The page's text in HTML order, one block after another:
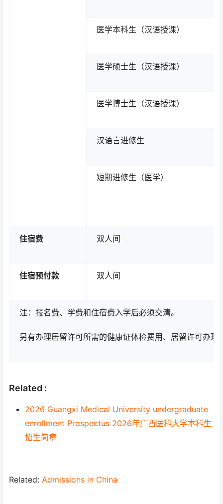
医学本科生（汉语授课）
医学硕士生（汉语授课）
医学博士生（汉语授课）
汉语言进修生
短期进修生（医学）
住宿费 双人间
住宿预付款 双人间
注：报名费、学费和住宿费入学后必须交清。
另有办理居留许可所需的健康证体检费用、居留许可办理
Related :
2026 Guangxi Medical University undergraduate
enrollment Prospectus 2026年广西医科大学本科生
招生简章
Related: Admissions in China